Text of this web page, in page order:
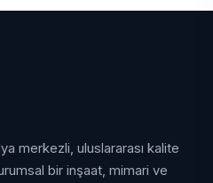
merkezli, uluslararası kalite
bir inşaat, mimari ve